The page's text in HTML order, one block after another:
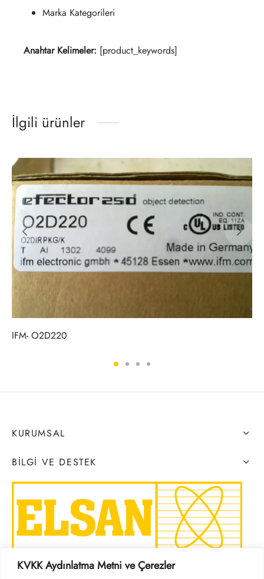
KVKK Aydınlatma Metni ve Çerezler
Marka Kategorileri
Anahtar Kelimeler: [product_keywords]
İlgili ürünler
IFM- O2D220
KURUMSAL
BILGI VE DESTEK
SOSYAL MEDYA